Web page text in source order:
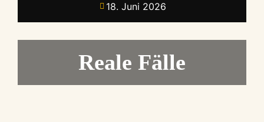
18. Juni 2026
Reale Fälle